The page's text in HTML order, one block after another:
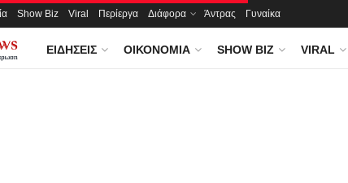
Show Biz Viral Περίεργα Διάφορα Άντρας Γυναίκα
ΕΙΔΉΣΕΙΣ ΟΙΚΟΝΟΜΊΑ SHOW BIZ VIRAL